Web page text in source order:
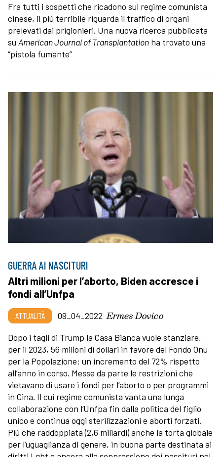
Fra tutti i sospetti che ricadono sul regime comunista
cinese, il più terribile riguarda il traffico di organi
prelevati dai prigionieri. Una nuova ricerca pubblicata
su American Journal of Transplantation ha trovato una
“pistola fumante”
GUERRA AI NASCITURI
Altri milioni per l’aborto, Biden accresce i
fondi all’Unfpa
ATTUALITÀ 09_04_2022 Ermes Dovico
Dopo i tagli di Trump la Casa Bianca vuole stanziare,
per il 2023, 56 milioni di dollari in favore del Fondo Onu
per la Popolazione: un incremento del 72% rispetto
all’anno in corso. Messe da parte le restrizioni che
vietavano di usare i fondi per l’aborto o per programmi
in Cina. Il cui regime comunista vanta una lunga
collaborazione con l’Unfpa fin dalla politica del figlio
unico e continua oggi sterilizzazioni e aborti forzati.
Più che raddoppiata (2,6 miliardi) anche la torta globale
per l’uguaglianza di genere, in buona parte destinata ai